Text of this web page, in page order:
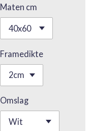
Maten cm
Framedikte
Omslag